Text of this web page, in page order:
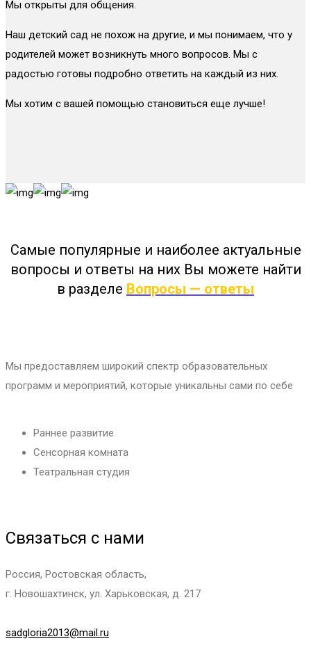
Мы открыты для общения.
Наш детский сад не похож на другие, и мы понимаем, что у
родителей может возникнуть много вопросов. Мы с
радостью готовы подробно ответить на каждый из них.
Мы хотим с вашей помощью становиться еще лучше!
Самые популярные и наиболее актуальные
вопросы и ответы на них Вы можете найти
в разделе Вопросы — ответы
Мы предоставляем широкий спектр образовательных
программ и мероприятий, которые уникальны сами по себе
Раннее развитие
Сенсорная комната
Театральная студия
Связаться с нами
Россия, Ростовская область,
г. Новошахтинск, ул. Харьковская, д. 217
sadgloria2013@mail.ru